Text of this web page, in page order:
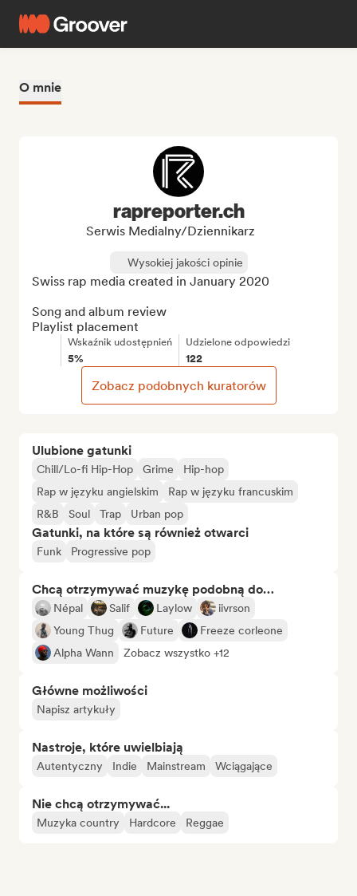
O mnie
Ulubione gatunki
Chill/Lo-fi Hip-Hop Grime
Hip-hop
Rap w języku angielskim
Rap w języku francuskim
R&B
Soul Trap Urban pop
Gatunki, na które są również otwarci
Funk Progressive pop
Chcą otrzymywać muzykę podobną do…
Népal Salif Laylow
iivrson
Young Thug
Future
Freeze corleone
Alpha Wann
Zobacz wszystko +12
Główne możliwości
Napisz artykuły
Nastroje, które uwielbiają
Autentyczny Indie Mainstream Wciągające
Nie chcą otrzymywać...
Muzyka country Hardcore Reggae
rapreporter.ch
Serwis Medialny/Dziennikarz
Wysokiej jakości opinie
Swiss rap media created in January 2020
Song and album review
Playlist placement
Wskaźnik udostępnień
5%
Udzielone odpowiedzi
122
Zobacz podobnych kuratorów